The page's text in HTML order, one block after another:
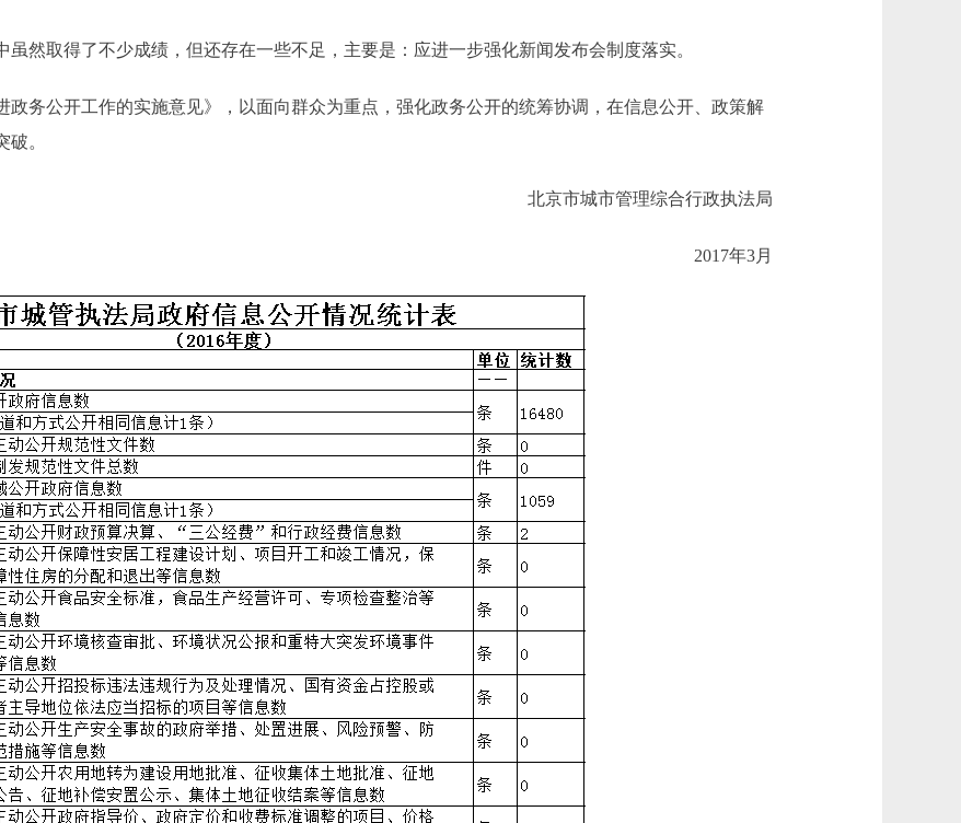
取得了不少成绩，但还存在一些不足，主要是：应进一步强化新闻发布会制度落实。
务公开工作的实施意见》，以面向群众为重点，强化政务公开的统筹协调，在信息公开、政策解
。
北京市城市管理综合行政执法局
2017年3月